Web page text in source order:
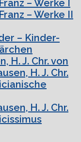
– Werke I
– Werke II
– Kinder-
H. J. Chr. von
H. J. Chr.
H. J. Chr.